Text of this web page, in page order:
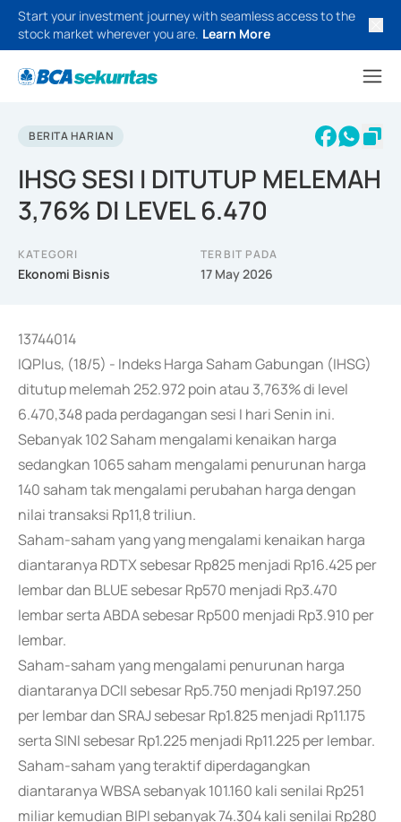
Start your investment journey with seamless access to the
stock market wherever you are. Learn More
BERITA HARIAN
IHSG SESI I DITUTUP MELEMAH
3,76% DI LEVEL 6.470
KATEGORI
Ekonomi Bisnis
TERBIT PADA
17 May 2026
13744014
IQPlus, (18/5) - Indeks Harga Saham Gabungan (IHSG)
ditutup melemah 252.972 poin atau 3,763% di level
6.470,348 pada perdagangan sesi I hari Senin ini.
Sebanyak 102 Saham mengalami kenaikan harga
sedangkan 1065 saham mengalami penurunan harga
140 saham tak mengalami perubahan harga dengan
nilai transaksi Rp11,8 triliun.
Saham-saham yang yang mengalami kenaikan harga
diantaranya RDTX sebesar Rp825 menjadi Rp16.425 per
lembar dan BLUE sebesar Rp570 menjadi Rp3.470
lembar serta ABDA sebesar Rp500 menjadi Rp3.910 per
lembar.
Saham-saham yang mengalami penurunan harga
diantaranya DCII sebesar Rp5.750 menjadi Rp197.250
per lembar dan SRAJ sebesar Rp1.825 menjadi Rp11.175
serta SINI sebesar Rp1.225 menjadi Rp11.225 per lembar.
Saham-saham yang teraktif diperdagangkan
diantaranya WBSA sebanyak 101.160 kali senilai Rp251
miliar kemudian BIPI sebanyak 74.304 kali senilai Rp280